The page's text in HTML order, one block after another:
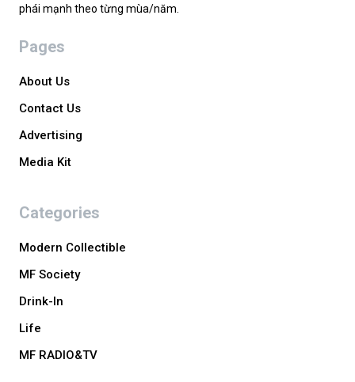
phái mạnh theo từng mùa/năm.
Pages
About Us
Contact Us
Advertising
Media Kit
Categories
Modern Collectible
MF Society
Drink-In
Life
MF RADIO&TV